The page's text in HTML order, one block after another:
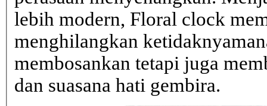
lebih modern, Floral clock
menghilangkan
membosankan tetapi juga
dan suasana hati gembira.